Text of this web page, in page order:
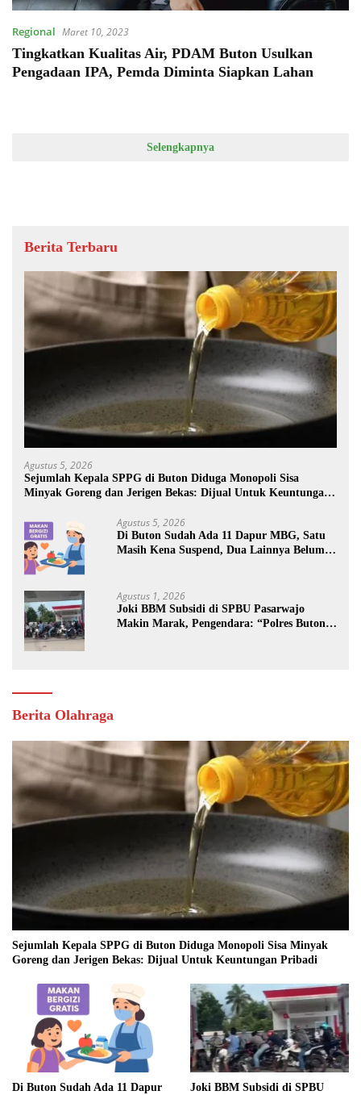
Regional Maret 10, 2023
Tingkatkan Kualitas Air, PDAM Buton Usulkan
Pengadaan IPA, Pemda Diminta Siapkan Lahan
Selengkapnya
Berita Terbaru
Agustus 5, 2026
Sejumlah Kepala SPPG di Buton Diduga Monopoli Sisa
Minyak Goreng dan Jerigen Bekas: Dijual Untuk Keuntungan
Agustus 5, 2026
Di Buton Sudah Ada 11 Dapur MBG, Satu
Masih Kena Suspend, Dua Lainnya Belum
Agustus 1, 2026
Joki BBM Subsidi di SPBU Pasarwajo
Makin Marak, Pengendara: “Polres Buton
Berita Olahraga
Sejumlah Kepala SPPG di Buton Diduga Monopoli Sisa Minyak
Goreng dan Jerigen Bekas: Dijual Untuk Keuntungan Pribadi
Di Buton Sudah Ada 11 Dapur
Joki BBM Subsidi di SPBU